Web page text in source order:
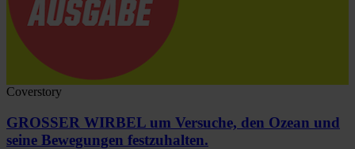
Coverstory
GROSSER WIRBEL um Versuche, den Ozean und
seine Bewegungen festzuhalten.